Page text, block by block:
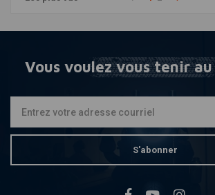
Vous voulez vous tenir
S'abonner